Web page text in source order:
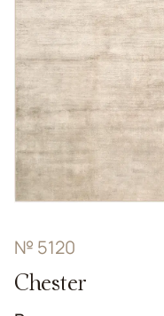
№ 5120
Chester